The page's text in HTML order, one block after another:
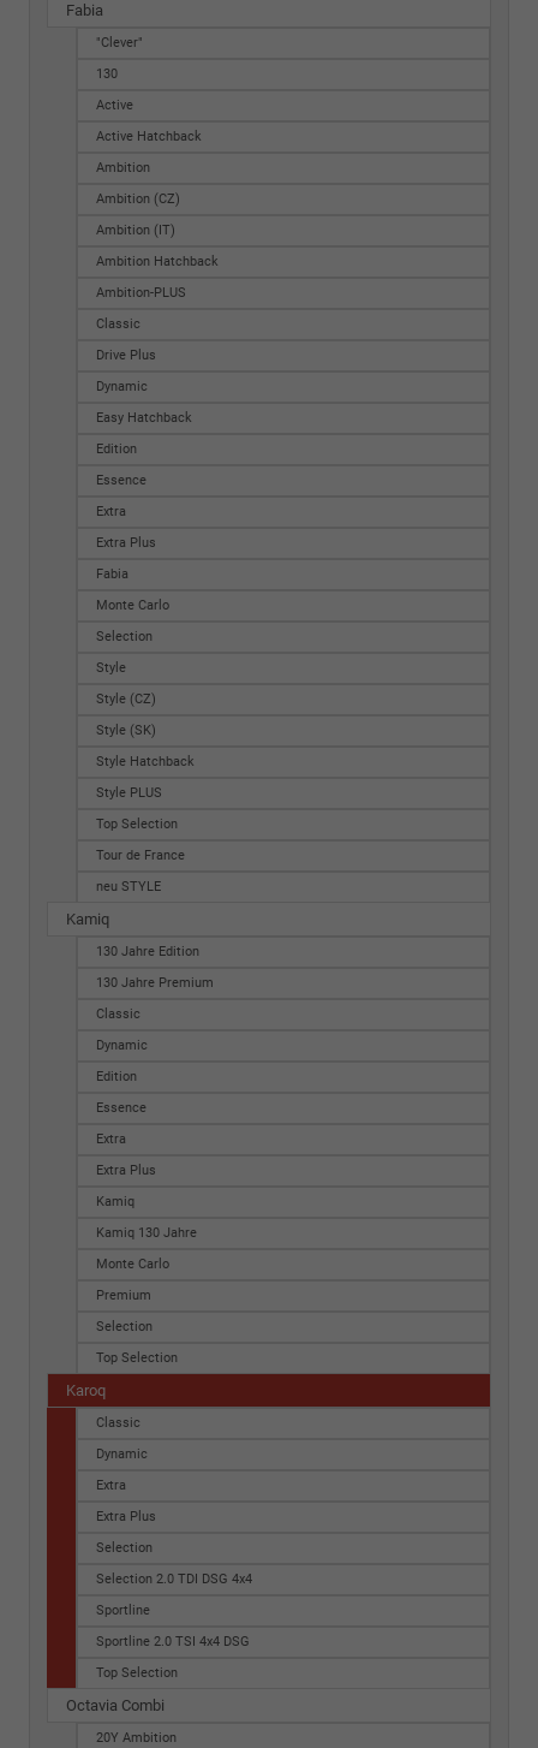
Fabia
"Clever"
130
Active
Active Hatchback
Ambition
Ambition (CZ)
Ambition (IT)
Ambition Hatchback
Ambition-PLUS
Classic
Drive Plus
Dynamic
Easy Hatchback
Edition
Essence
Extra
Extra Plus
Fabia
Monte Carlo
Selection
Style
Style (CZ)
Style (SK)
Style Hatchback
Style PLUS
Top Selection
Tour de France
neu STYLE
Kamiq
130 Jahre Edition
130 Jahre Premium
Classic
Dynamic
Edition
Essence
Extra
Extra Plus
Kamiq
Kamiq 130 Jahre
Monte Carlo
Premium
Selection
Top Selection
Karoq
Classic
Dynamic
Extra
Extra Plus
Selection
Selection 2.0 TDI DSG 4x4
Sportline
Sportline 2.0 TSI 4x4 DSG
Top Selection
Octavia Combi
20Y Ambition